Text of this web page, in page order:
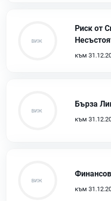
Риск от
към
Бърза
към
към